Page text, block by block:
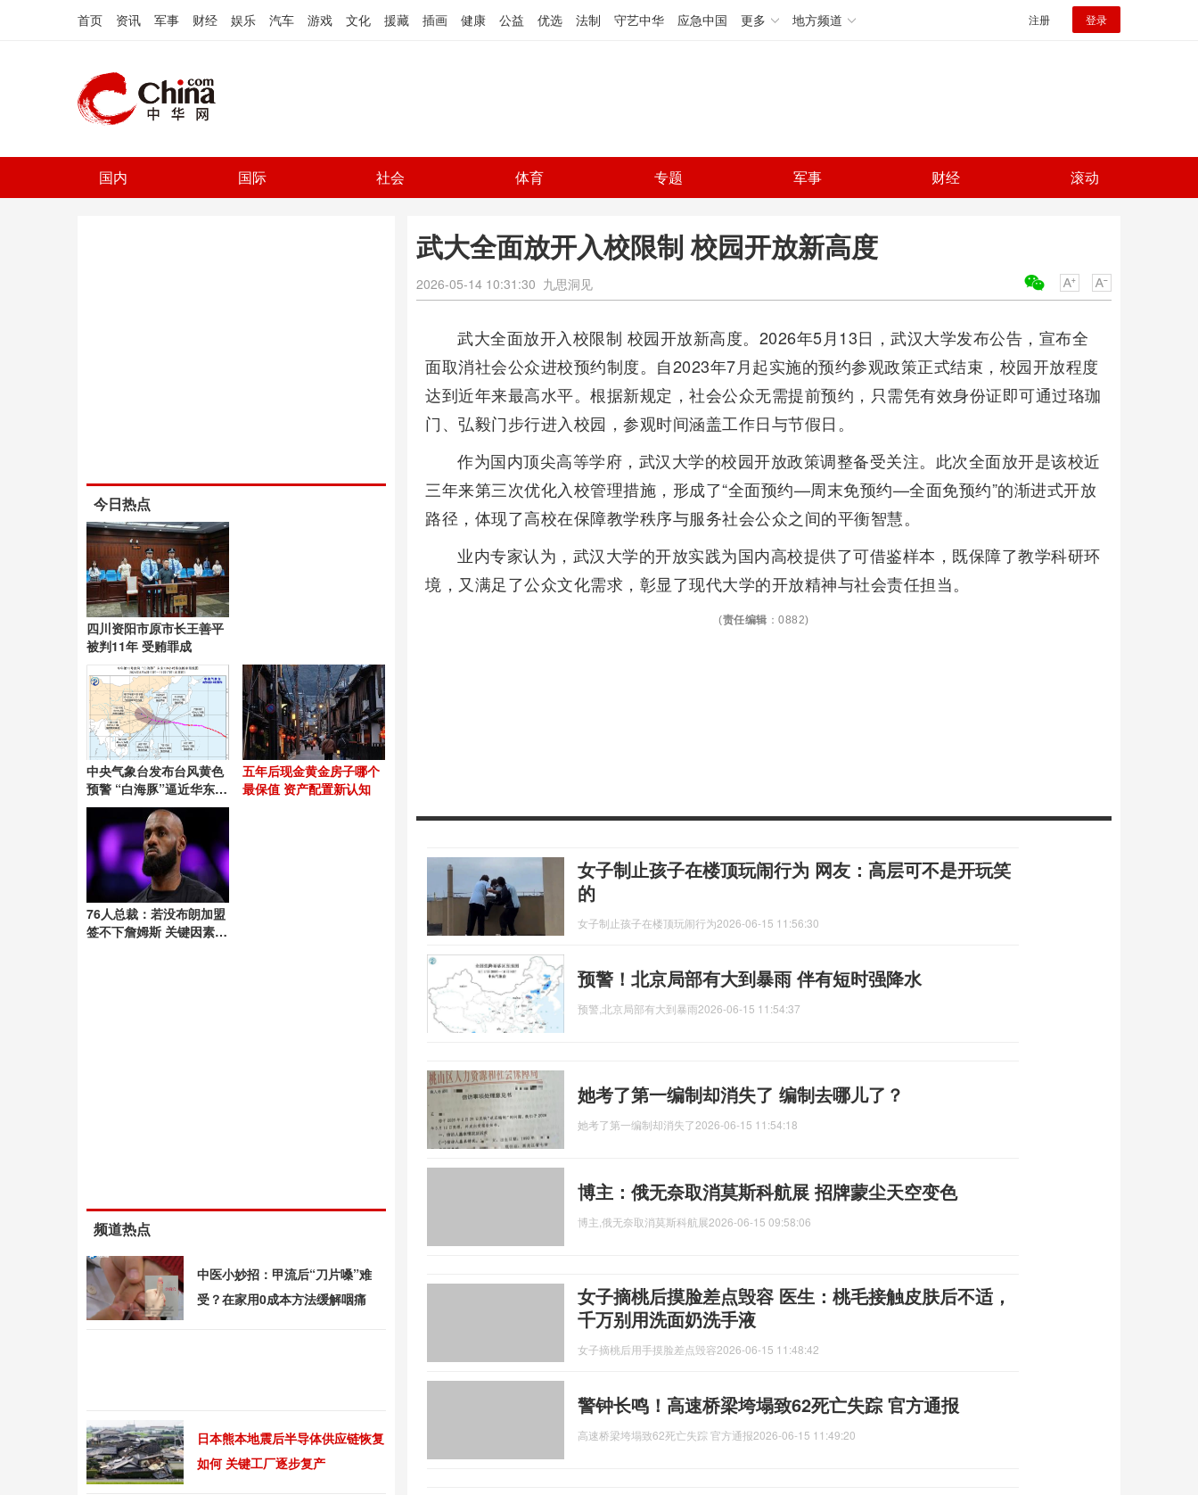
首页 资讯 军事 财经 娱乐 汽车 游戏 文化 援藏 插画 健康 公益 优选 法制 守艺中华 应急中国 更多 地方频道 注册 登录
国内 国际 社会 体育 专题 军事 财经 滚动
武大全面放开入校限制 校园开放新高度
2026-05-14 10:31:30 九思洞见
武大全面放开入校限制 校园开放新高度。2026年5月13日，武汉大学发布公告，宣布全
面取消社会公众进校预约制度。自2023年7月起实施的预约参观政策正式结束，校园开放程度
达到近年来最高水平。根据新规定，社会公众无需提前预约，只需凭有效身份证即可通过珞珈
门、弘毅门步行进入校园，参观时间涵盖工作日与节假日。
作为国内顶尖高等学府，武汉大学的校园开放政策调整备受关注。此次全面放开是该校近
三年来第三次优化入校管理措施，形成了“全面预约—周末免预约—全面免预约”的渐进式开放
路径，体现了高校在保障教学秩序与服务社会公众之间的平衡智慧。
业内专家认为，武汉大学的开放实践为国内高校提供了可借鉴样本，既保障了教学科研环
境，又满足了公众文化需求，彰显了现代大学的开放精神与社会责任担当。
(责任编辑 ：0882)
女子制止孩子在楼顶玩闹行为 网友：高层可不是开玩笑
的
女子制止孩子在楼顶玩闹行为2026-06-15 11:56:30
预警！北京局部有大到暴雨 伴有短时强降水
预警,北京局部有大到暴雨2026-06-15 11:54:37
她考了第一编制却消失了 编制去哪儿了？
她考了第一编制却消失了2026-06-15 11:54:18
博主：俄无奈取消莫斯科航展 招牌蒙尘天空变色
博主,俄无奈取消莫斯科航展2026-06-15 09:58:06
女子摘桃后摸脸差点毁容 医生：桃毛接触皮肤后不适，
千万别用洗面奶洗手液
女子摘桃后用手摸脸差点毁容2026-06-15 11:48:42
警钟长鸣！高速桥梁垮塌致62死亡失踪 官方通报
高速桥梁垮塌致62死亡失踪 官方通报2026-06-15 11:49:20
今日热点
四川资阳市原市长王善平
被判11年 受贿罪成
中央气象台发布台风黄色
预警 “白海豚”逼近华东沿
海
五年后现金黄金房子哪个
最保值 资产配置新认知
76人总裁：若没布朗加盟
签不下詹姆斯 关键因素促
频道热点
中医小妙招：甲流后“刀片嗓”难
受？在家用0成本方法缓解咽痛
日本熊本地震后半导体供应链恢复
如何 关键工厂逐步复产